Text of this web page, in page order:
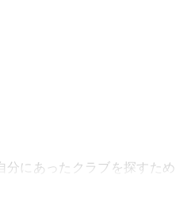
分にあったクラブを探すため